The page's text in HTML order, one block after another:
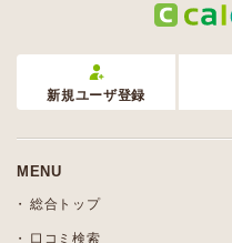
新規ユーザ登録
MENU
総合トップ
口コミ検索